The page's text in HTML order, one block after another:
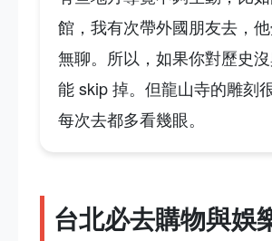
館，我有次帶外國朋友去，
無聊。所以，如果你對歷史
能 skip 掉。但龍山寺的雕刻
每次去都多看幾眼。
台北必去購物與娛